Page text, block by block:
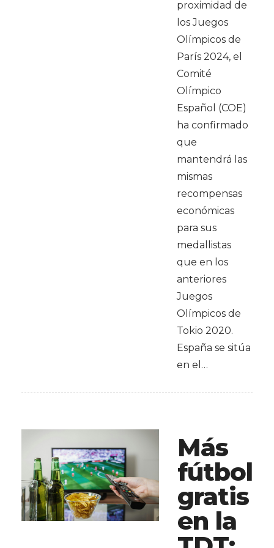
proximidad de
los Juegos
Olímpicos de
París 2024, el
Comité
Olímpico
Español (COE)
ha confirmado
que
mantendrá las
mismas
recompensas
económicas
para sus
medallistas
que en los
anteriores
Juegos
Olímpicos de
Tokio 2020.
España se sitúa
en el…
Más
fútbol
gratis
en la